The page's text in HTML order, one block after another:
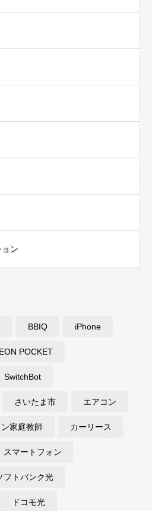
ン
BBIQ iPhone
POCKET
SwitchBot
さいたま市 エアコン
家庭教師 カーリース
スマートフォン
フトバンク光
ドコモ光